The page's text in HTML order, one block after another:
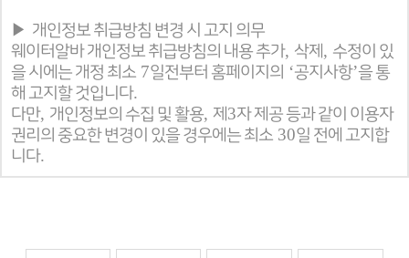
▶ 개인정보 취급방침 변경 시 고지 의무
웨이터알바 개인정보 취급방침의 내용 추가, 삭제 , 수정이 있
을 시에는 개정 최소 7일전부터 홈페이지의 ‘공지사항’을 통
해 고지할 것입니다.
다만, 개인정보의 수집 및 활용, 제 3자 제공 등과 같이 이용자
권리의 중요한 변경이 있을 경우에는 최소 30일 전에 고지합
니다.